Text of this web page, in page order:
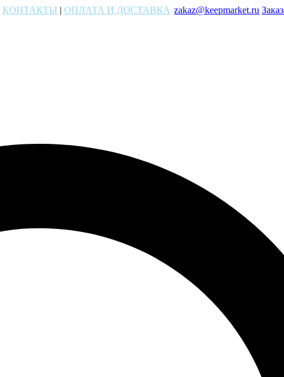
КОНТАКТЫ | ОПЛАТА И ДОСТАВКА zakaz@keepmarket.ru